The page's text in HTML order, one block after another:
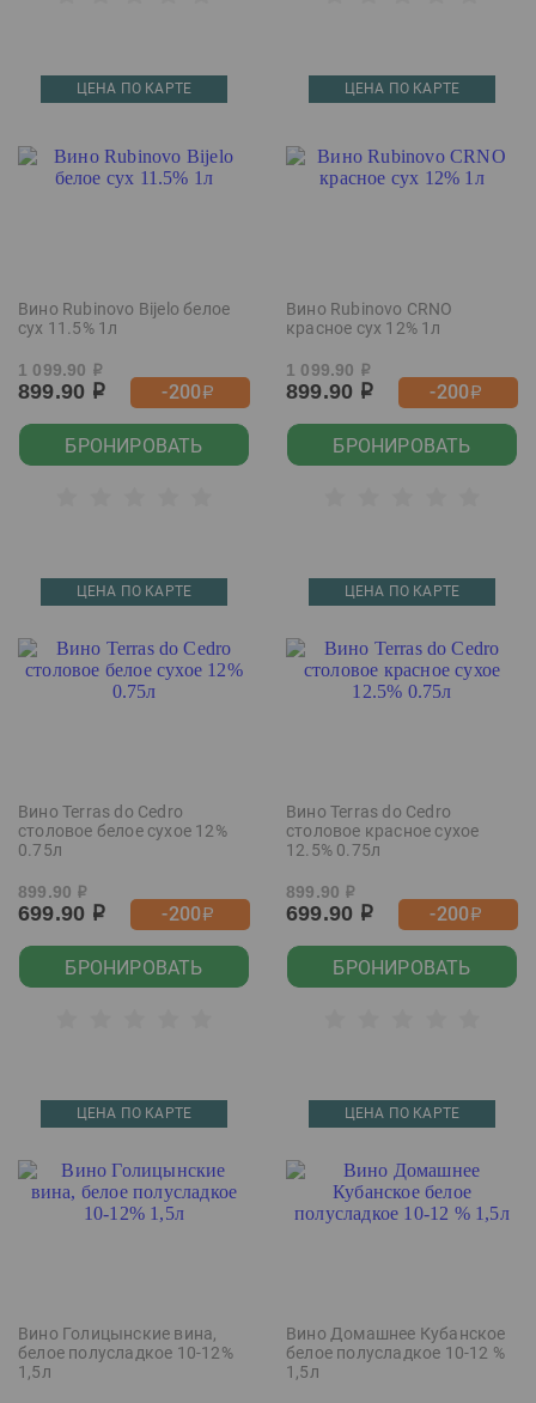
ЦЕНА ПО КАРТЕ
Вино Rubinovo Bijelo белое
сух 11.5% 1л
1 099.90 р
899.90 р -200р
БРОНИРОВАТЬ
ЦЕНА ПО КАРТЕ
Вино Rubinovo CRNO
красное сух 12% 1л
1 099.90 р
899.90 р -200р
БРОНИРОВАТЬ
ЦЕНА ПО КАРТЕ
Вино Terras do Cedro
столовое белое сухое 12%
0.75л
899.90 р
699.90 р -200р
БРОНИРОВАТЬ
ЦЕНА ПО КАРТЕ
Вино Terras do Cedro
столовое красное сухое
12.5% 0.75л
899.90 р
699.90 р -200р
БРОНИРОВАТЬ
ЦЕНА ПО КАРТЕ
Вино Голицынские вина,
белое полусладкое 10-12%
1,5л
ЦЕНА ПО КАРТЕ
Вино Домашнее Кубанское
белое полусладкое 10-12 %
1,5л